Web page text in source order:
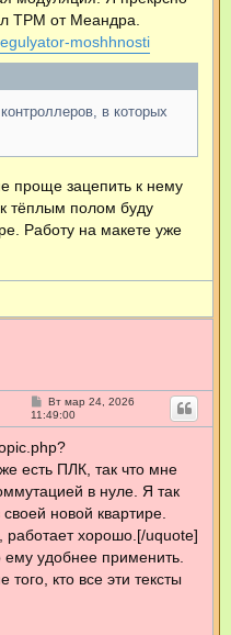
ТРМ от Меандра.
moshhnosti
в которых
проще зацепить к нему
тёплым полом буду
Работу на макете уже
С
о
о
щ
е
и
е
Вт мар 24, 2026
11:49:00
есть ПЛК, так что мне
в нуле. Я так
новой квартире.
работает хорошо.[/uquote]
удобнее применить.
того, кто все эти тексты